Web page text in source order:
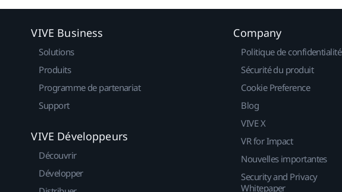
VIVE Business
Solutions
Produits
Programme de partenariat
Support
VIVE Développeurs
Découvrir
Développer
Company
Politique de confidentialité
Sécurité du produit
Cookie Preference
Blog
VIVE X
VR for Impact
Nouvelles importantes
Security and Privacy
Whitepaper